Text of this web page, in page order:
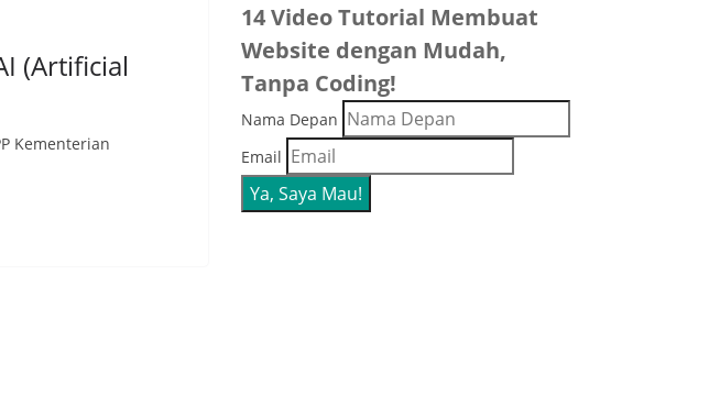
(Artificial
Kementerian
14 Video Tutorial Membuat
Website dengan Mudah,
Tanpa Coding!
Nama Depan
Email